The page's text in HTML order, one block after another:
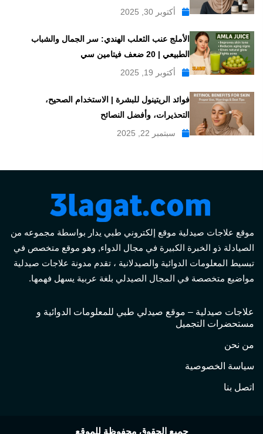
أكتوبر 30, 2025
الأملج عنب الثعلب الهندي: سر الجمال والشباب
الطبيعي | 20 ضعف فيتامين سي
أكتوبر 19, 2025
فوائد الريتينول للبشرة | الاستخدام الصحيح،
التحذيرات، وأفضل النصائح
سبتمبر 22, 2025
موقع علاجات صيدلية موقع إلكتروني طبي يدار بواسطة مجموعه من
الصيادلة ذو الخبرة الكبيرة في مجال الدواء, وهو موقع متخصص في
تبسيط المعلومات الدوائية والصيدلانية ، تقدم مدونة علاجات صيدلية
مواضيع متخصصة في المجال الصيدلي بلغة عربية يسهل فهمها.
علاجات صيدلية – موقع صيدلي طبي للمعلومات الدوائية و
مستحضرات التجميل
من نحن
سياسة الخصوصية
اتصل بنا
جميع الحقوق محفوظة للموقع